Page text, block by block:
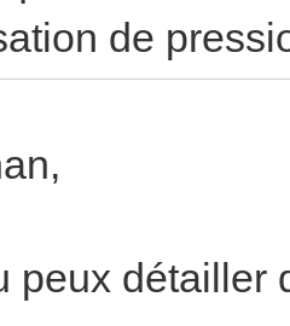
de
peux détailler